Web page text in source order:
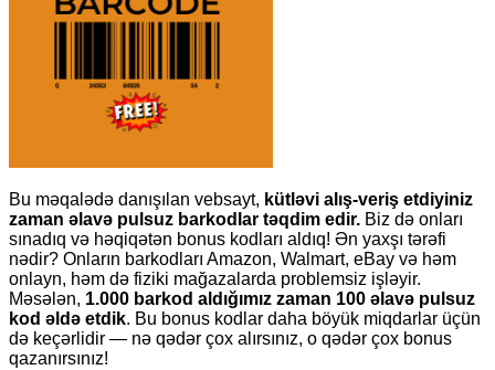
Bu məqalədə danışılan vebsayt, kütləvi alış-veriş etdiyiniz
zaman əlavə pulsuz barkodlar təqdim edir. Biz də onları
sınadıq və həqiqətən bonus kodları aldıq! Ən yaxşı tərəfi
nədir? Onların barkodları Amazon, Walmart, eBay və həm
onlayn, həm də fiziki mağazalarda problemsiz işləyir.
Məsələn, 1.000 barkod aldığımız zaman 100 əlavə pulsuz
kod əldə etdik. Bu bonus kodlar daha böyük miqdarlar üçün
də keçərlidir — nə qədər çox alırsınız, o qədər çox bonus
qazanırsınız!